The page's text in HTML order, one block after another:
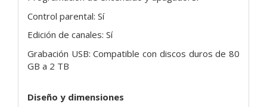
Control parental: Sí
Edición de canales: Sí
Grabación USB: Compatible con discos duros de 80
GB a 2 TB
Diseño y dimensiones